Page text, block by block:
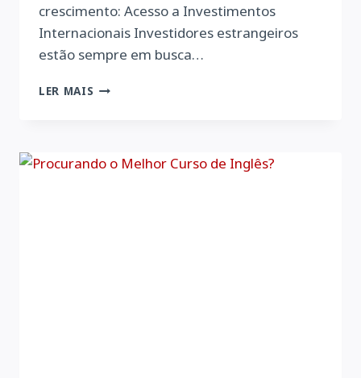
crescimento: Acesso a Investimentos
Internacionais Investidores estrangeiros
estão sempre em busca…
LER MAIS O
O